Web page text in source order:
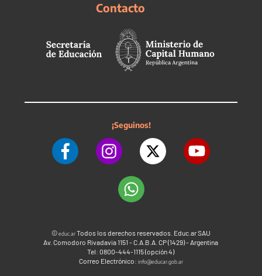
Contacto
¡Seguinos!
©educ.arTodos los derechos reservados. Educ.ar SAU
Av. Comodoro Rivadavia 1151 - C.A.B.A. CP (1429) - Argentina
Tel: 0800-444-1115 (opción 4)
Correo Electrónico: info@educar.gob.ar